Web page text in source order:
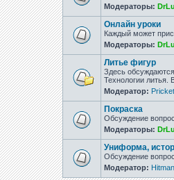
Модераторы:
Онлайн уроки
Каждый может
Модераторы:
Литье фигур
Здесь
Технологии
Модератор:
Покраска
Обсуждение
Модераторы:
Униформа,
Обсуждение
Модератор: Hitman